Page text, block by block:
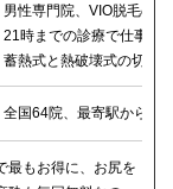
男性専門院、VIO脱毛の
21時までの診療で仕事帰
蓄熱式と熱破壊式の切替
全国64院、最寄駅から徒
最もお得に、お尻を